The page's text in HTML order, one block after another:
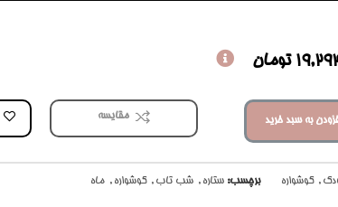
تومان
به سبد خرید مقایسه
, گوشواره برچسب: ستاره , شب تاب , گوشواره , ماه